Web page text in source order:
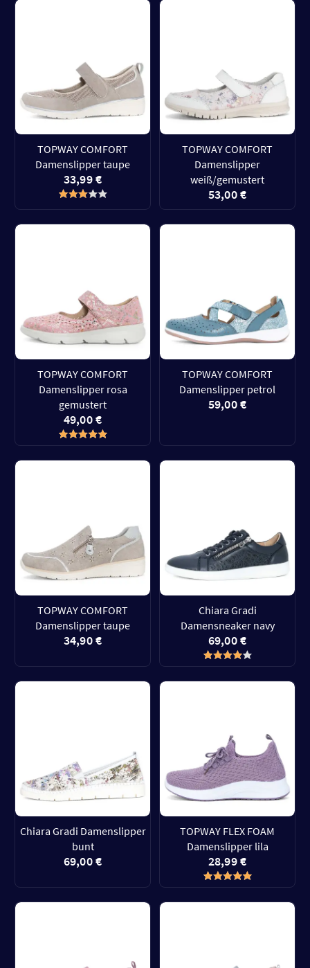
TOPWAY COMFORT
Damenslipper taupe
33,99 €
TOPWAY COMFORT
Damenslipper
weiß/gemustert
53,00 €
TOPWAY COMFORT
Damenslipper rosa
gemustert
49,00 €
TOPWAY COMFORT
Damenslipper petrol
59,00 €
TOPWAY COMFORT
Damenslipper taupe
34,90 €
Chiara Gradi
Damensneaker navy
69,00 €
Chiara Gradi Damenslipper
bunt
69,00 €
TOPWAY FLEX FOAM
Damenslipper lila
28,99 €